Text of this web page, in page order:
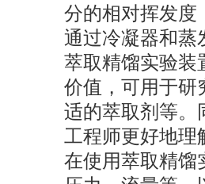
分的相对挥发度
通过冷凝器和蒸
萃取精馏实验装
价值，可用于研
适的萃取剂等。
工程师更好地理
在使用萃取精馏